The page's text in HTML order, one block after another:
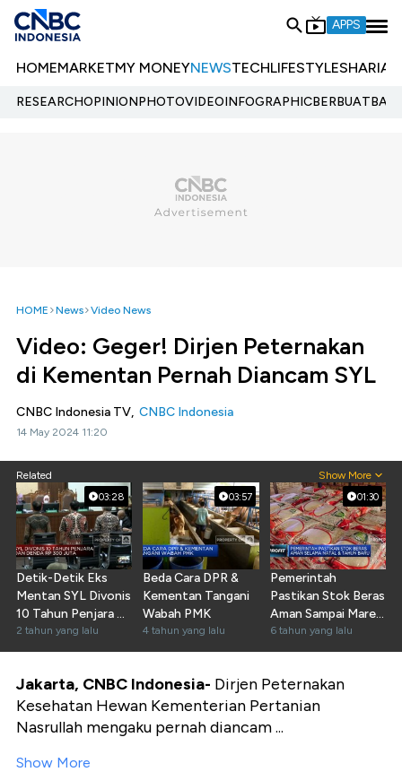
APPS
HOMEMARKETMY MONEYNEWSTECHLIFESTYLESHARIA
RESEARCHOPINIONPHOTOVIDEOINFOGRAPHIC
HOME News Video News
Video: Geger! Dirjen Peternakan
di Kementan Pernah Diancam SYL
CNBC Indonesia TV, CNBC Indonesia
14 May 2024 11:20
Related Show More
03:28
Detik-Detik Eks
Mentan SYL Divonis
10 Tahun Penjara &
Denda Rp300 Juta
2 tahun yang lalu
03:57
Beda Cara DPR &
Kementan Tangani
Wabah PMK
4 tahun yang lalu
01:30
Pemerintah
Pastikan Stok Beras
Aman Sampai Maret
2020
6 tahun yang lalu
Jakarta, CNBC Indonesia- Dirjen Peternakan
Kesehatan Hewan Kementerian Pertanian
Nasrullah mengaku pernah diancam ...
Show More